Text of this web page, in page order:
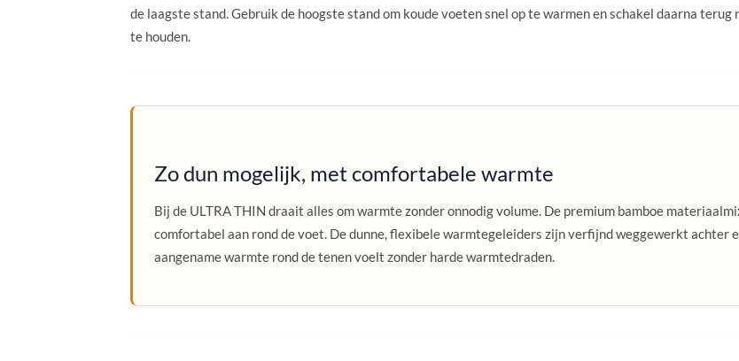
de laagste stand. Gebruik de hoogste stand om koude voeten snel op te warmen en schakel daarna
te houden.
Zo dun mogelijk, met comfortabele warmte
Bij de ULTRA THIN draait alles om warmte zonder onnodig volume. De premium bamboe
comfortabel aan rond de voet. De dunne, flexibele warmtegeleiders zijn verfijnd weggewerkt achter
aangename warmte rond de tenen voelt zonder harde warmtedraden.